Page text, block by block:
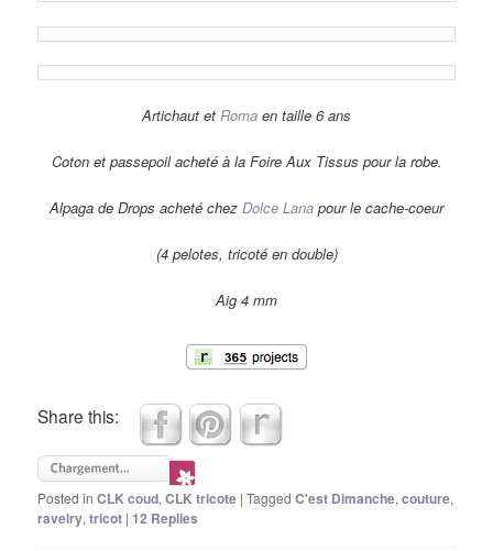
Artichaut et Roma en taille 6 ans
Coton et passepoil acheté à la Foire Aux Tissus pour la robe.
Alpaga de Drops acheté chez Dolce Lana pour le cache-coeur
(4 pelotes, tricoté en double)
Aig 4 mm
Share this:
Posted in CLK coud,CLK tricote |Tagged C'est Dimanche,couture,
ravelry,tricot | 12 Replies